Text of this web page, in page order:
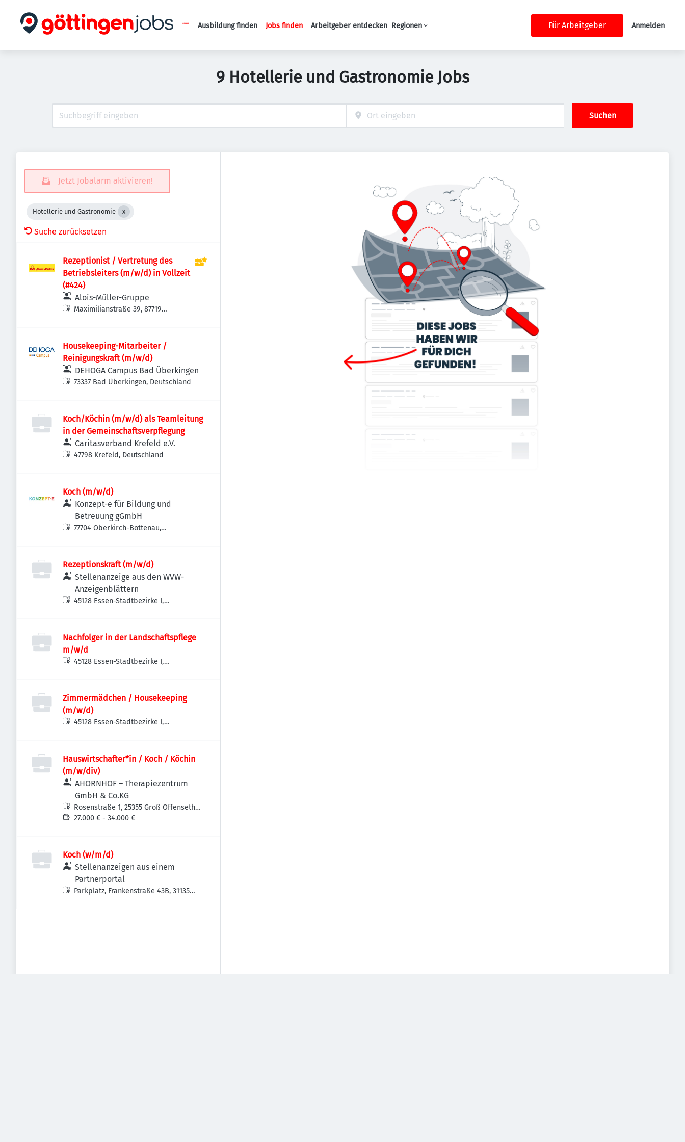
Haupt-Navigation
Ausbildung finden Jobs finden Arbeitgeber entdecken Regionen Für Arbeitgeber Anmelden
9 Hotellerie und Gastronomie Jobs
Suchen
Jetzt Jobalarm aktivieren!
Hotellerie und Gastronomie
Suche zurücksetzen
Rezeptionist / Vertretung des
Betriebsleiters (m/w/d) in Vollzeit
(#424)
Alois-Müller-Gruppe
Maximilianstraße 39, 87719
Housekeeping-Mitarbeiter /
Reinigungskraft (m/w/d)
DEHOGA Campus Bad Überkingen
73337 Bad Überkingen, Deutschland
Koch/Köchin (m/w/d) als Teamleitung
in der Gemeinschaftsverpflegung
Caritasverband Krefeld e.V.
47798 Krefeld, Deutschland
Koch (m/w/d)
Konzept-e für Bildung und
Betreuung gGmbH
77704 Oberkirch-Bottenau,
Rezeptionskraft (m/w/d)
Stellenanzeige aus den WVW-
Anzeigenblättern
45128 Essen-Stadtbezirke I,
Nachfolger in der Landschaftspflege
m/w/d
45128 Essen-Stadtbezirke I,
Zimmermädchen / Housekeeping
(m/w/d)
45128 Essen-Stadtbezirke I,
Hauswirtschafter*in / Koch / Köchin
(m/w/div)
AHORNHOF – Therapiezentrum
GmbH & Co.KG
Rosenstraße 1, 25355 Groß Offenseth-
Aspern, Deutschland
27.000 € - 34.000 €
Koch (w/m/d)
Stellenanzeigen aus einem
Partnerportal
Parkplatz, Frankenstraße 43B, 31135